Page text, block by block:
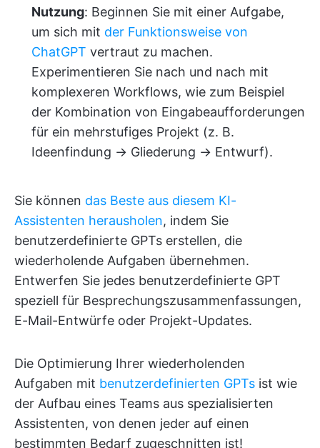
Nutzung: Beginnen Sie mit einer Aufgabe,
um sich mit der Funktionsweise von
ChatGPT vertraut zu machen.
Experimentieren Sie nach und nach mit
komplexeren Workflows, wie zum Beispiel
der Kombination von Eingabeaufforderungen
für ein mehrstufiges Projekt (z. B.
Ideenfindung → Gliederung → Entwurf).
Sie können das Beste aus diesem KI-
Assistenten herausholen, indem Sie
benutzerdefinierte GPTs erstellen, die
wiederholende Aufgaben übernehmen.
Entwerfen Sie jedes benutzerdefinierte GPT
speziell für Besprechungszusammenfassungen,
E-Mail-Entwürfe oder Projekt-Updates.
Die Optimierung Ihrer wiederholenden
Aufgaben mit benutzerdefinierten GPTs ist wie
der Aufbau eines Teams aus spezialisierten
Assistenten, von denen jeder auf einen
bestimmten Bedarf zugeschnitten ist!